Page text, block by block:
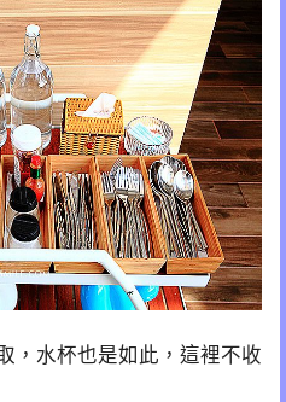
，水杯也是如此，這裡不收